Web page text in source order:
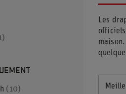
10
Les
officiels